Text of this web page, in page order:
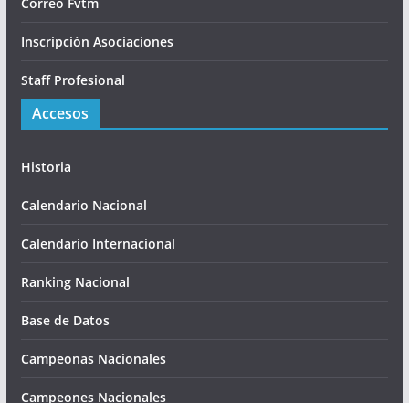
Inscripción Asociaciones
Staff Profesional
Accesos
Historia
Calendario Nacional
Calendario Internacional
Ranking Nacional
Base de Datos
Campeonas Nacionales
Campeones Nacionales